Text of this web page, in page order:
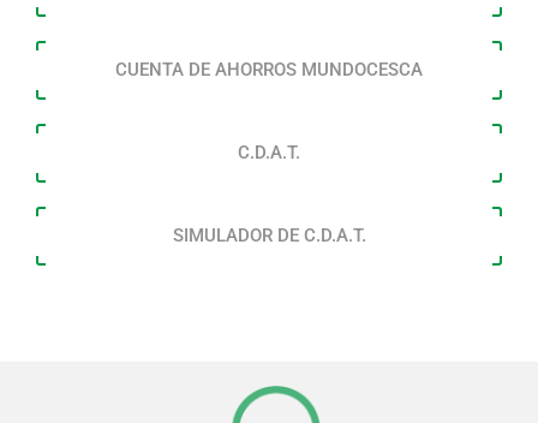
CUENTA DE AHORROS MUNDOCESCA
C.D.A.T.
SIMULADOR DE C.D.A.T.